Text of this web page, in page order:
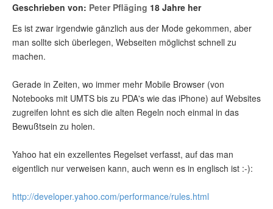
Geschrieben von: Peter Pfläging 18 Jahre her
Es ist zwar irgendwie gänzlich aus der Mode gekommen, aber
man sollte sich überlegen, Webseiten möglichst schnell zu
machen.
Gerade in Zeiten, wo immer mehr Mobile Browser (von
Notebooks mit UMTS bis zu PDA's wie das iPhone) auf Websites
zugreifen lohnt es sich die alten Regeln noch einmal in das
Bewußtsein zu holen.
Yahoo hat ein exzellentes Regelset verfasst, auf das man
eigentlich nur verweisen kann, auch wenn es in englisch ist :-):
http://developer.yahoo.com/performance/rules.html